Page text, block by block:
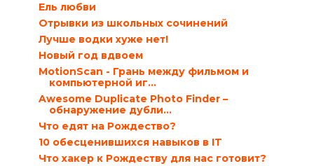
Ель любви
Отрывки из школьных сочинений
Лучше водки хуже нет!
Новый год вдвоем
MotionScan - Грань между фильмом и
компьютерной иг...
Awesome Duplicate Photo Finder –
обнаружение дубли...
Что едят на Рождество?
10 обесценившихся навыков в IT
Что хакер к Рождеству для нас готовит?